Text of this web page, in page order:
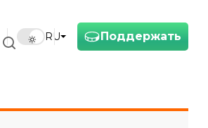
Поддержать
RU